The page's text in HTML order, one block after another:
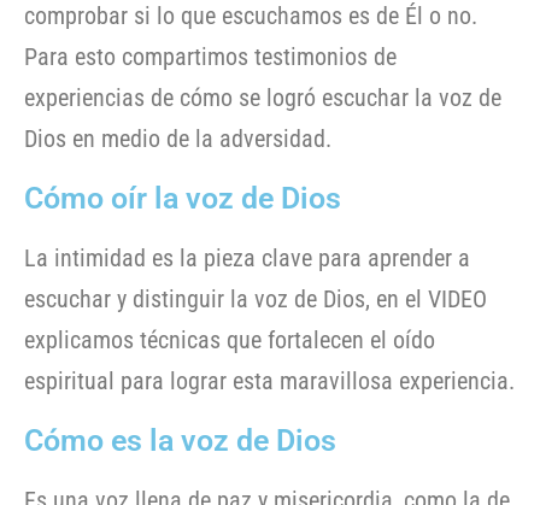
comprobar si lo que escuchamos es de Él o no.
Para esto compartimos testimonios de
experiencias de cómo se logró escuchar la voz de
Dios en medio de la adversidad.
Cómo oír la voz de Dios
La intimidad es la pieza clave para aprender a
escuchar y distinguir la voz de Dios, en el VIDEO
explicamos técnicas que fortalecen el oído
espiritual para lograr esta maravillosa experiencia.
Cómo es la voz de Dios